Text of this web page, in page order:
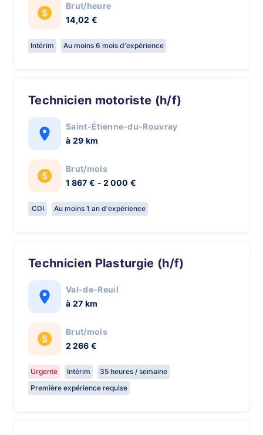
Brut/heure
14,02 €
Intérim Au moins 6 mois d'expérience
Technicien motoriste (h/f)
Saint-Étienne-du-Rouvray
à 29 km
Brut/mois
1 867 € - 2 000 €
CDI Au moins 1 an d'expérience
Technicien Plasturgie (h/f)
Val-de-Reuil
à 27 km
Brut/mois
2 266 €
Urgente Intérim
35 heures / semaine
Première expérience requise